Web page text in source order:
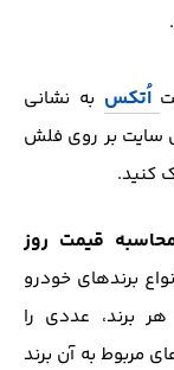
اُتکس به نشانی
سایت بر روی فلش
کنید.
قیمت روز
برند‌های خودرو
برند، عددی را
مربوط به آن برند